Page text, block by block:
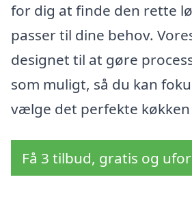
for dig at finde den rette
passer til dine behov.
designet til at gøre
som muligt, så du kan
vælge det perfekte
Få 3 tilbud, gratis og